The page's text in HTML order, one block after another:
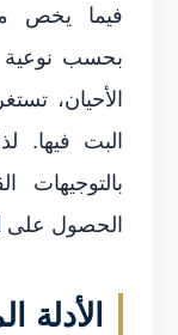
فيما يخص
بحسب نوعية
الأحيان،
البت فيها.
بالتوجيهات
الحصول على
الأدلة